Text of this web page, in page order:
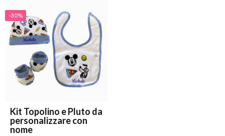
-30%
Kit Topolino e Pluto da
personalizzare con
nome